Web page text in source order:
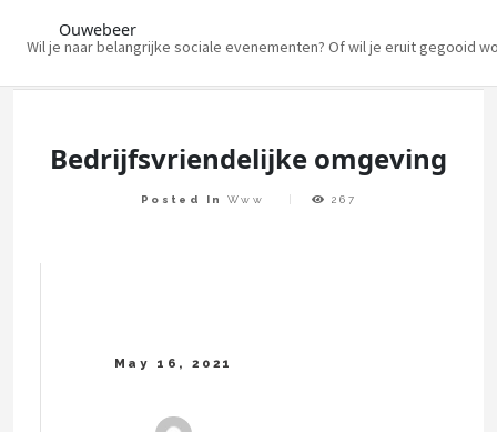
Ouwebeer
Wil je naar belangrijke sociale evenementen? Of wil je eruit gegooid
Bedrijfsvriendelijke omgeving
Posted In Www 267